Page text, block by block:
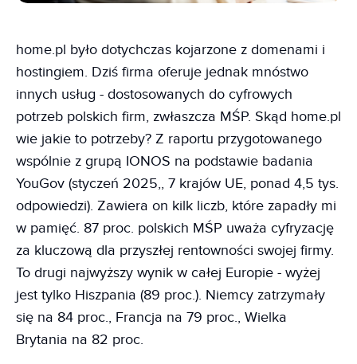
home.pl było dotychczas kojarzone z domenami i
hostingiem. Dziś firma oferuje jednak mnóstwo
innych usług - dostosowanych do cyfrowych
potrzeb polskich firm, zwłaszcza MŚP. Skąd home.pl
wie jakie to potrzeby? Z raportu przygotowanego
wspólnie z grupą IONOS na podstawie badania
YouGov (styczeń 2025,, 7 krajów UE, ponad 4,5 tys.
odpowiedzi). Zawiera on kilk liczb, które zapadły mi
w pamięć. 87 proc. polskich MŚP uważa cyfryzację
za kluczową dla przyszłej rentowności swojej firmy.
To drugi najwyższy wynik w całej Europie - wyżej
jest tylko Hiszpania (89 proc.). Niemcy zatrzymały
się na 84 proc., Francja na 79 proc., Wielka
Brytania na 82 proc.